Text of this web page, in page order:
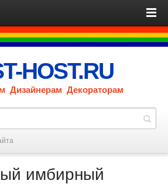
HOST.RU
Дизайнерам Декораторам
имбирный